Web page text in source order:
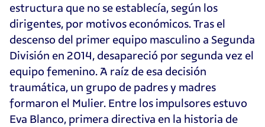
estructura que no se establecía, según los
dirigentes, por motivos económicos. Tras el
descenso del primer equipo masculino a Segunda
División en 2014, desapareció por segunda vez el
equipo femenino. A raíz de esa decisión
traumática, un grupo de padres y madres
formaron el Mulier. Entre los impulsores estuvo
Eva Blanco, primera directiva en la historia de